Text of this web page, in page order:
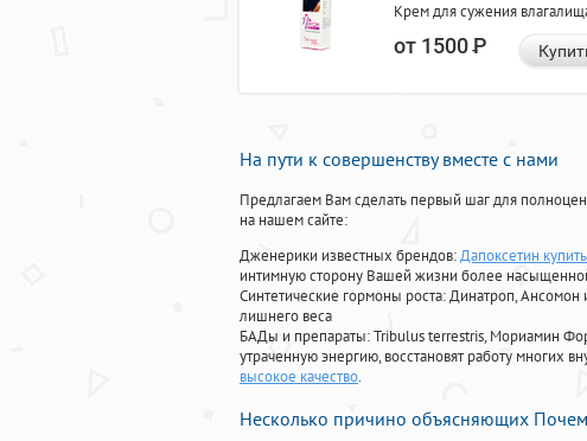
Крем для сужения
от 1500Р
На пути к совершенству вместе с нами
Предлагаем Вам сделать первый шаг для
на нашем сайте:
Дженерики известных брендов:Дапоксетин
интимную сторону Вашей жизни более
Синтетические гормоны роста: Динатроп, Ансомон
лишнего веса
БАДы и препараты:Tribulus terrestris, Мориамин
утраченную энергию, восстановят работу многих
высокое качество.
Несколько причино объясняющих